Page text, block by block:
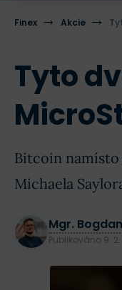
Finex Akcie
Tyto
Bitcoin
Michaela
Mgr.
Publikováno 9.